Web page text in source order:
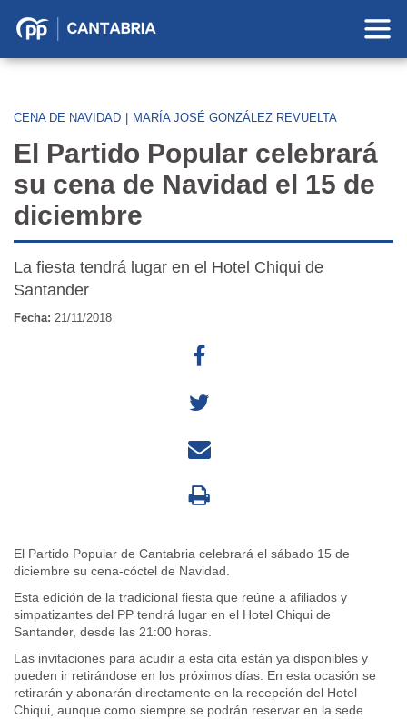
Partido
Cantabria
CENA DE NAVIDAD MARÍA JOSÉ GONZÁLEZ REVUELTA
El Partido Popular celebrará
su cena de Navidad el 15 de
diciembre
La fiesta tendrá lugar en el Hotel Chiqui de
Santander
Fecha: 21/11/2018
El Partido Popular de Cantabria celebrará el sábado 15 de
diciembre su cena-cóctel de Navidad.
Esta edición de la tradicional fiesta que reúne a afiliados y
simpatizantes del PP tendrá lugar en el Hotel Chiqui de
Santander, desde las 21:00 horas.
Las invitaciones para acudir a esta cita están ya disponibles y
pueden ir retirándose en los próximos días. En esta ocasión se
retirarán y abonarán directamente en la recepción del Hotel
Chiqui, aunque como siempre se podrán reservar en la sede